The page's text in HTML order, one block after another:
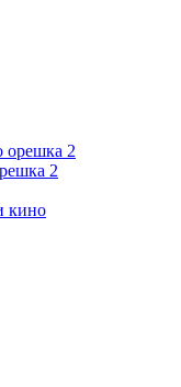
2
кино